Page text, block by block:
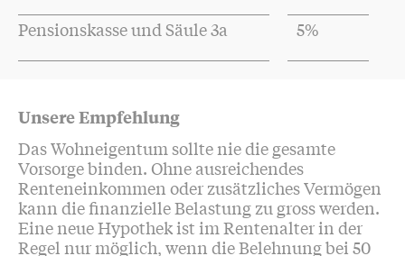
Pensionskasse und Säule 3a
5%
Unsere Empfehlung
Das Wohneigentum sollte nie die gesamte
Vorsorge binden. Ohne ausreichendes
Renteneinkommen oder zusätzliches Vermögen
kann die finanzielle Belastung zu gross werden.
Eine neue Hypothek ist im Rentenalter in der
Regel nur möglich, wenn die Belehnung bei 50